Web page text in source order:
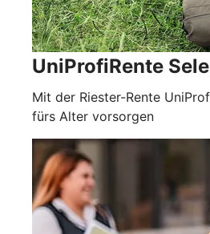
UniProfiRente
Mit der Riester-Rente
fürs Alter vorsorgen